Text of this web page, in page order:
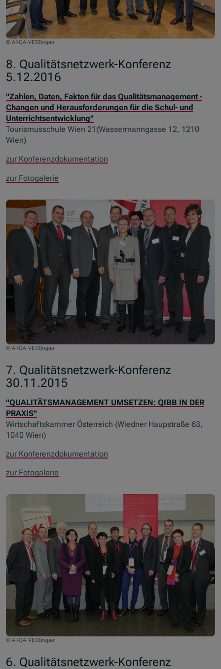
© ARQA-VET/Draper
8. Qualitätsnetzwerk-Konferenz
5.12.2016
"Zahlen, Daten, Fakten für das Qualitätsmanagement -
Changen und Herausforderungen für die Schul- und
Unterrichtsentwicklung"
Tourismusschule Wien 21(Wassermanngasse 12, 1210
Wien)
zur Konferenzdokumentation
zur Fotogalerie
© ARQA-VET/Draper
7. Qualitätsnetzwerk-Konferenz
30.11.2015
"QUALITÄTSMANAGEMENT UMSETZEN: QIBB IN DER
PRAXIS"
Wirtschaftskammer Österreich (Wiedner Haupstraße 63,
1040 Wien)
zur Konferenzdokumentation
zur Fotogalerie
© ARQA-VET/Draper
6. Qualitätsnetzwerk-Konferenz